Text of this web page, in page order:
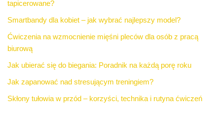
tapicerowane?
Smartbandy dla kobiet – jak wybrać najlepszy model?
Ćwiczenia na wzmocnienie mięśni pleców dla osób z pracą
biurową
Jak ubierać się do biegania: Poradnik na każdą porę roku
Jak zapanować nad stresującym treningiem?
Skłony tułowia w przód – korzyści, technika i rutyna ćwiczeń